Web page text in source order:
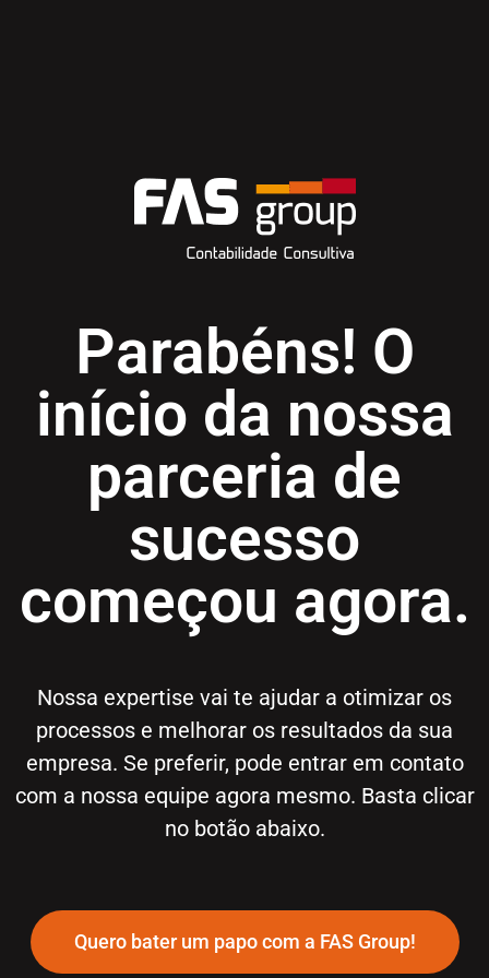
Parabéns! O
início da nossa
parceria de
sucesso
começou agora.
Nossa expertise vai te ajudar a otimizar os
processos e melhorar os resultados da sua
empresa. Se preferir, pode entrar em contato
com a nossa equipe agora mesmo. Basta clicar
no botão abaixo.
Quero bater um papo com a FAS Group!